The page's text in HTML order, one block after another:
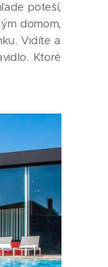
poteší,
domom,
Vidíte a
Ktoré